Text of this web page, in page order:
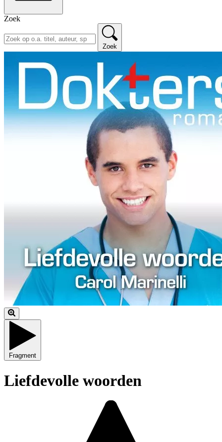
Zoek
Zoek
Fragment
Liefdevolle woorden